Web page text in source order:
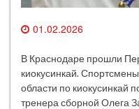
01.02.2026
В Краснодаре прошли
киокусинкай.
области по киокусинкай
тренера сборной Олега